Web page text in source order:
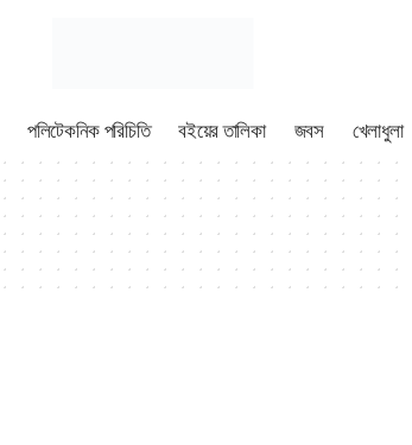
পলিটেকনিক পরিচিতি বইয়ের তালিকা জবস খেলাধুলা